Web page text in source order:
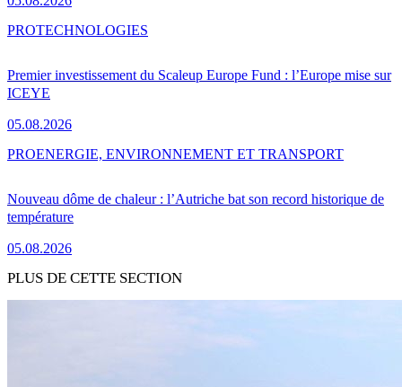
Premier investissement du Scaleup Europe Fund : l’Europe mise sur
ICEYE
05.08.2026
PROTECHNOLOGIES
Nouveau dôme de chaleur : l’Autriche bat son record historique de
température
05.08.2026
PROENERGIE, ENVIRONNEMENT ET TRANSPORT
PLUS DE CETTE SECTION